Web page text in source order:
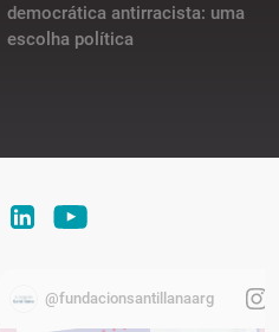
democrática antirracista: uma
escolha política
@fundacionsantillanaarg